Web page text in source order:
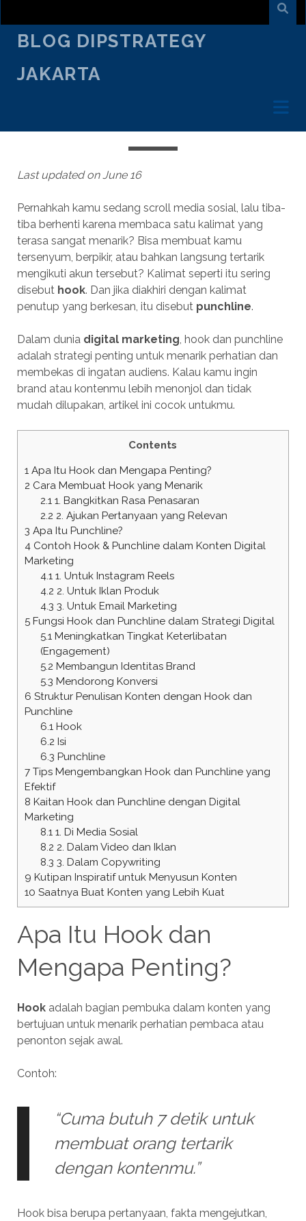
BLOG DIPSTRATEGY
JAKARTA
HOOK & PUNCHLINE: JURUS AMPUH
Last updated on June 16
Pernahkah kamu sedang scroll media sosial, lalu tiba-
tiba berhenti karena membaca satu kalimat yang
terasa sangat menarik? Bisa membuat kamu
tersenyum, berpikir, atau bahkan langsung tertarik
mengikuti akun tersebut? Kalimat seperti itu sering
disebut hook. Dan jika diakhiri dengan kalimat
penutup yang berkesan, itu disebut punchline.
Dalam dunia digital marketing, hook dan punchline
adalah strategi penting untuk menarik perhatian dan
membekas di ingatan audiens. Kalau kamu ingin
brand atau kontenmu lebih menonjol dan tidak
mudah dilupakan, artikel ini cocok untukmu.
Contents
1Apa Itu Hook dan Mengapa Penting?
2 Cara Membuat Hook yang Menarik
2.11. Bangkitkan Rasa Penasaran
2.2 2. Ajukan Pertanyaan yang Relevan
3 Apa Itu Punchline?
4Contoh Hook & Punchline dalam Konten Digital
Marketing
4.11. Untuk Instagram Reels
4.2 2. Untuk Iklan Produk
4.3 3. Untuk Email Marketing
5Fungsi Hook dan Punchline dalam Strategi Digital
5.1Meningkatkan Tingkat Keterlibatan
(Engagement)
5.2 Membangun Identitas Brand
5.3 Mendorong Konversi
6 Struktur Penulisan Konten dengan Hook dan
Punchline
6.1Hook
6.2 Isi
6.3 Punchline
7Tips Mengembangkan Hook dan Punchline yang
Efektif
8 Kaitan Hook dan Punchline dengan Digital
Marketing
8.11. Di Media Sosial
8.2 2. Dalam Video dan Iklan
8.3 3. Dalam Copywriting
9 Kutipan Inspiratif untuk Menyusun Konten
10 Saatnya Buat Konten yang Lebih Kuat
Apa Itu Hook dan
Mengapa Penting?
Hookadalah bagian pembuka dalam konten yang
bertujuan untuk menarik perhatian pembaca atau
penonton sejak awal.
Contoh:
“Cuma butuh 7 detik untuk
membuat orang tertarik
dengan kontenmu.”
Hook bisa berupa pertanyaan, fakta mengejutkan,